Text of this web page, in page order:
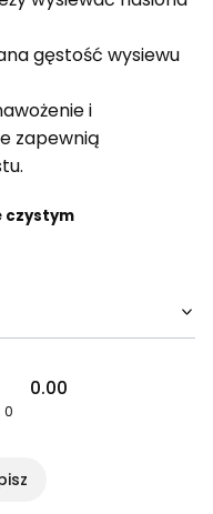
gęstość wysiewu
i
zapewnią
czystym
0.00
0